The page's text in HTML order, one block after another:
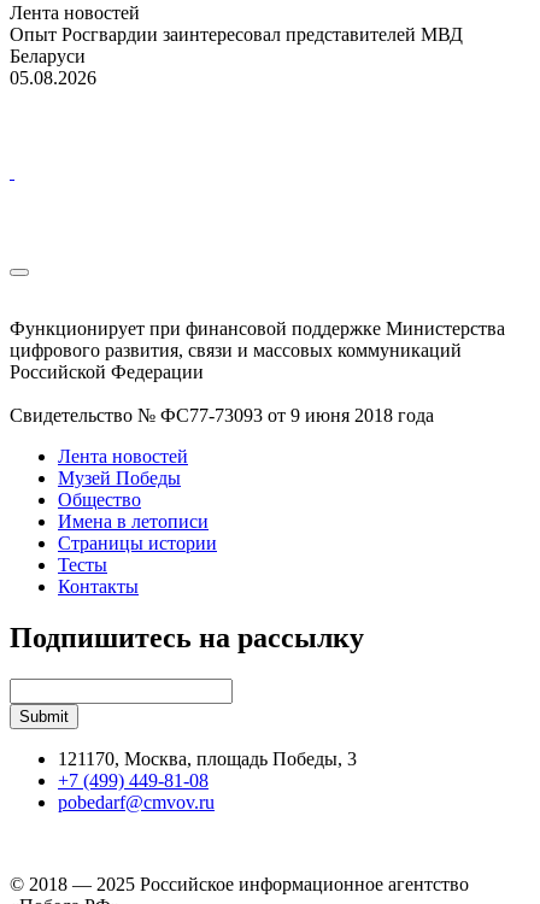
Лента новостей
Опыт Росгвардии заинтересовал представителей МВД
Беларуси
05.08.2026
Функционирует при финансовой поддержке Министерства
цифрового развития, связи и массовых коммуникаций
Российской Федерации
Свидетельство № ФС77-73093 от 9 июня 2018 года
Лента новостей
Музей Победы
Общество
Имена в летописи
Страницы истории
Тесты
Контакты
Подпишитесь на рассылку
121170, Москва, площадь Победы, 3
+7 (499) 449-81-08
pobedarf@cmvov.ru
© 2018 — 2025 Российское информационное агентство